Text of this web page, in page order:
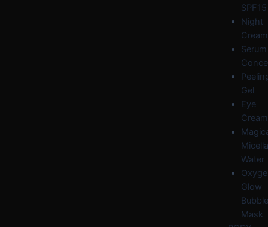
SPF15
Night
Cream
Serum
Gel
Eye
Cream
Water
Glow
Bubble
Mask